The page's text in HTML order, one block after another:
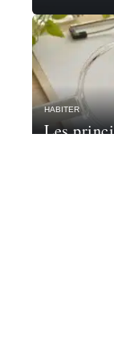
HABITER
Les